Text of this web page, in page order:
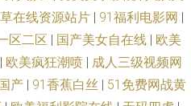
在线资源站片 | 91福利电影网 |
区二区 | 国产美女自在线 | 欧美
| 欧美疯狂潮喷 | 成人三级视频网
产 | 91香蕉白丝 | 51免费网战黄